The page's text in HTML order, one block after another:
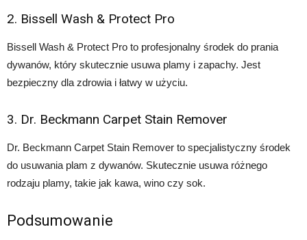
2. Bissell Wash & Protect Pro
Bissell Wash & Protect Pro to profesjonalny środek do prania
dywanów, który skutecznie usuwa plamy i zapachy. Jest
bezpieczny dla zdrowia i łatwy w użyciu.
3. Dr. Beckmann Carpet Stain Remover
Dr. Beckmann Carpet Stain Remover to specjalistyczny środek
do usuwania plam z dywanów. Skutecznie usuwa różnego
rodzaju plamy, takie jak kawa, wino czy sok.
Podsumowanie